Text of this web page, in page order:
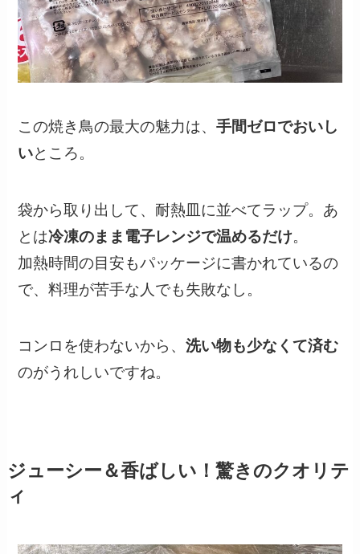
この焼き鳥の最大の魅力は、手間ゼロでおいし
いところ。
袋から取り出して、耐熱皿に並べてラップ。あ
とは冷凍のまま電子レンジで温めるだけ。
加熱時間の目安もパッケージに書かれているの
で、料理が苦手な人でも失敗なし。
コンロを使わないから、洗い物も少なくて済む
のがうれしいですね。
ジューシー＆香ばしい！驚きのクオリテ
ィ